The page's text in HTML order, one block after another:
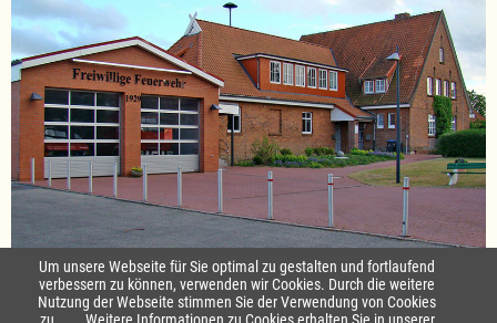
Standort Sterley
Startseite|Kontakt
Um unsere Webseite für Sie optimal zu gestalten und fortlaufend
verbessern zu können, verwenden wir Cookies. Durch die weitere
Nutzung der Webseite stimmen Sie der Verwendung von Cookies